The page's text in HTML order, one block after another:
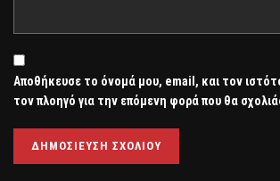
Αποθήκευσε το όνομά μου, email, και τον
τον πλοηγό για την επόμενη φορά που θα